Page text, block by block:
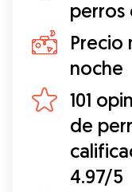
perros
Precio
noche
101
de
4.97/5